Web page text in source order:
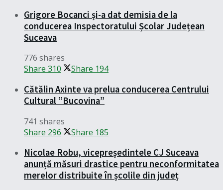
Grigore Bocanci și-a dat demisia de la
conducerea Inspectoratului Școlar Județean
Suceava
776 shares
Share 310 Share 194
Cătălin Axinte va prelua conducerea Centrului
Cultural ”Bucovina”
741 shares
Share 296 Share 185
Nicolae Robu, vicepreședintele CJ Suceava
anunță măsuri drastice pentru neconformitatea
merelor distribuite în școlile din județ